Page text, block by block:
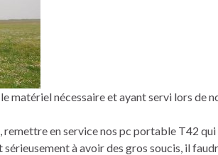
matériel nécessaire et ayant servi lors de
remettre en service nos pc portable T42
à avoir des gros soucis, il